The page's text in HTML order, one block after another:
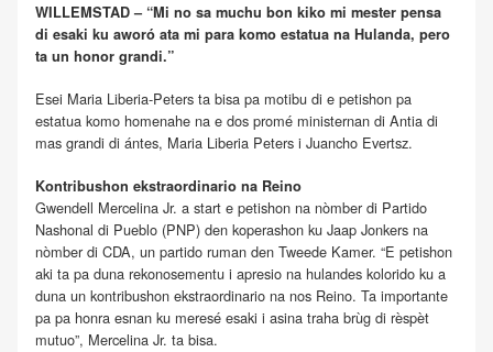
WILLEMSTAD – “Mi no sa muchu bon kiko mi mester pensa
di esaki ku aworó ata mi para komo estatua na Hulanda, pero
ta un honor grandi.”
Esei Maria Liberia-Peters ta bisa pa motibu di e petishon pa
estatua komo homenahe na e dos promé ministernan di Antia di
mas grandi di ántes, Maria Liberia Peters i Juancho Evertsz.
Kontribushon ekstraordinario na Reino
Gwendell Mercelina Jr. a start e petishon na nòmber di Partido
Nashonal di Pueblo (PNP) den koperashon ku Jaap Jonkers na
nòmber di CDA, un partido ruman den Tweede Kamer. “E petishon
aki ta pa duna rekonosementu i apresio na hulandes kolorido ku a
duna un kontribushon ekstraordinario na nos Reino. Ta importante
pa pa honra esnan ku meresé esaki i asina traha brùg di rèspèt
mutuo”, Mercelina Jr. ta bisa.